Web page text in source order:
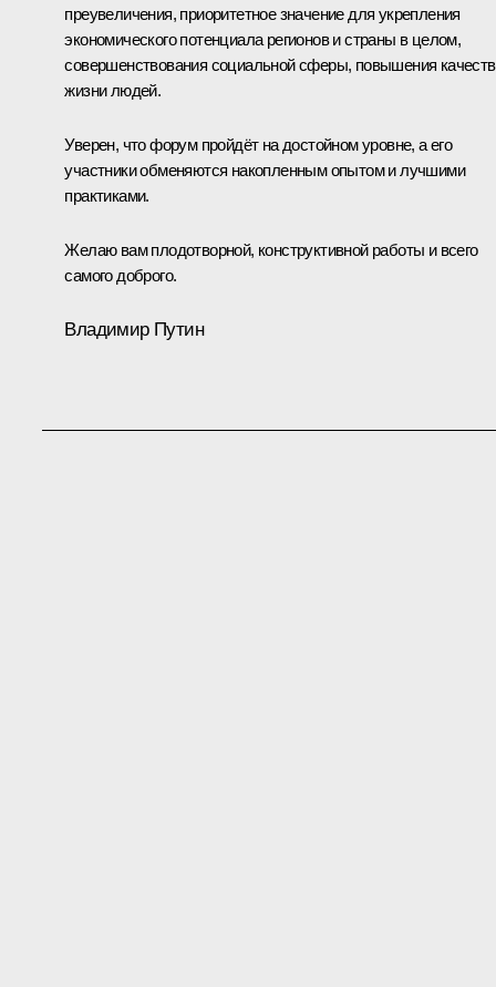
преувеличения, приоритетное значение для укрепления
экономического потенциала регионов и страны в целом,
совершенствования социальной сферы, повышения
жизни людей.
Уверен, что форум пройдёт на достойном уровне, а его
участники обменяются накопленным опытом и лучшими
практиками.
Желаю вам плодотворной, конструктивной работы и всего
самого доброго.
Владимир Путин